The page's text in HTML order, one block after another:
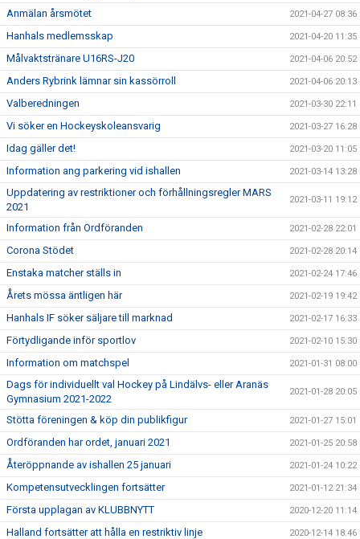
Anmälan årsmötet 2021-04-27 08:36
Hanhals medlemsskap 2021-04-20 11:35
Målvaktstränare U16RS-J20 2021-04-06 20:52
Anders Rybrink lämnar sin kassörroll 2021-04-06 20:13
Valberedningen 2021-03-30 22:11
Vi söker en Hockeyskoleansvarig 2021-03-27 16:28
Idag gäller det! 2021-03-20 11:05
Information ang parkering vid ishallen 2021-03-14 13:28
Uppdatering av restriktioner och förhållningsregler MARS
2021
2021-03-11 19:12
Information från Ordföranden 2021-02-28 22:01
Corona Stödet 2021-02-28 20:14
Enstaka matcher ställs in 2021-02-24 17:46
Årets mössa äntligen här 2021-02-19 19:42
Hanhals IF söker säljare till marknad 2021-02-17 16:33
Förtydligande inför sportlov 2021-02-10 15:30
Information om matchspel 2021-01-31 08:00
Dags för individuellt val Hockey på Lindälvs- eller Aranäs
Gymnasium 2021-2022
2021-01-28 20:05
Stötta föreningen & köp din publikfigur 2021-01-27 15:01
Ordföranden har ordet, januari 2021 2021-01-25 20:58
Återöppnande av ishallen 25 januari 2021-01-24 10:22
Kompetensutvecklingen fortsätter 2021-01-12 21:34
Första upplagan av KLUBBNYTT 2020-12-20 11:14
Halland fortsätter att hålla en restriktiv linje 2020-12-14 18:46